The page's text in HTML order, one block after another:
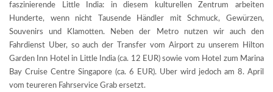
faszinierende Little India: in diesem kulturellen Zentrum arbeiten
Hunderte, wenn nicht Tausende Händler mit Schmuck, Gewürzen,
Souvenirs und Klamotten. Neben der Metro nutzen wir auch den
Fahrdienst Uber, so auch der Transfer vom Airport zu unserem Hilton
Garden Inn Hotel in Little India (ca. 12 EUR) sowie vom Hotel zum Marina
Bay Cruise Centre Singapore (ca. 6 EUR). Uber wird jedoch am 8. April
vom teureren Fahrservice Grab ersetzt.